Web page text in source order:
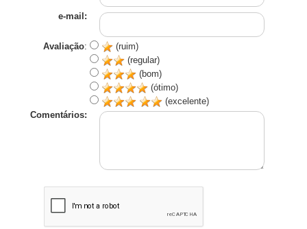
e-mail:
Avaliação:
(ruim)
(regular)
(bom)
(ótimo)
(excelente)
Comentários: